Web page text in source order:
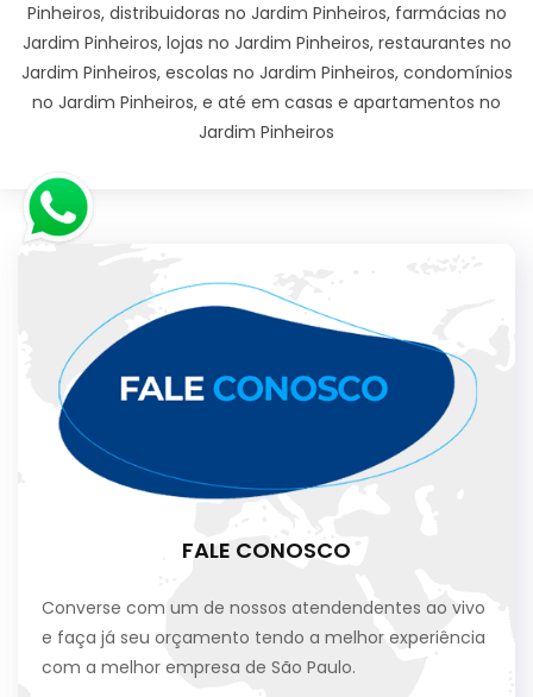
Pinheiros, distribuidoras no Jardim Pinheiros, farmácias no
Jardim Pinheiros, lojas no Jardim Pinheiros, restaurantes no
Jardim Pinheiros, escolas no Jardim Pinheiros, condomínios
no Jardim Pinheiros, e até em casas e apartamentos no
Jardim Pinheiros
FALE CONOSCO
Converse com um de nossos atendendentes ao vivo
e faça já seu orçamento tendo a melhor experiência
com a melhor empresa de São Paulo.